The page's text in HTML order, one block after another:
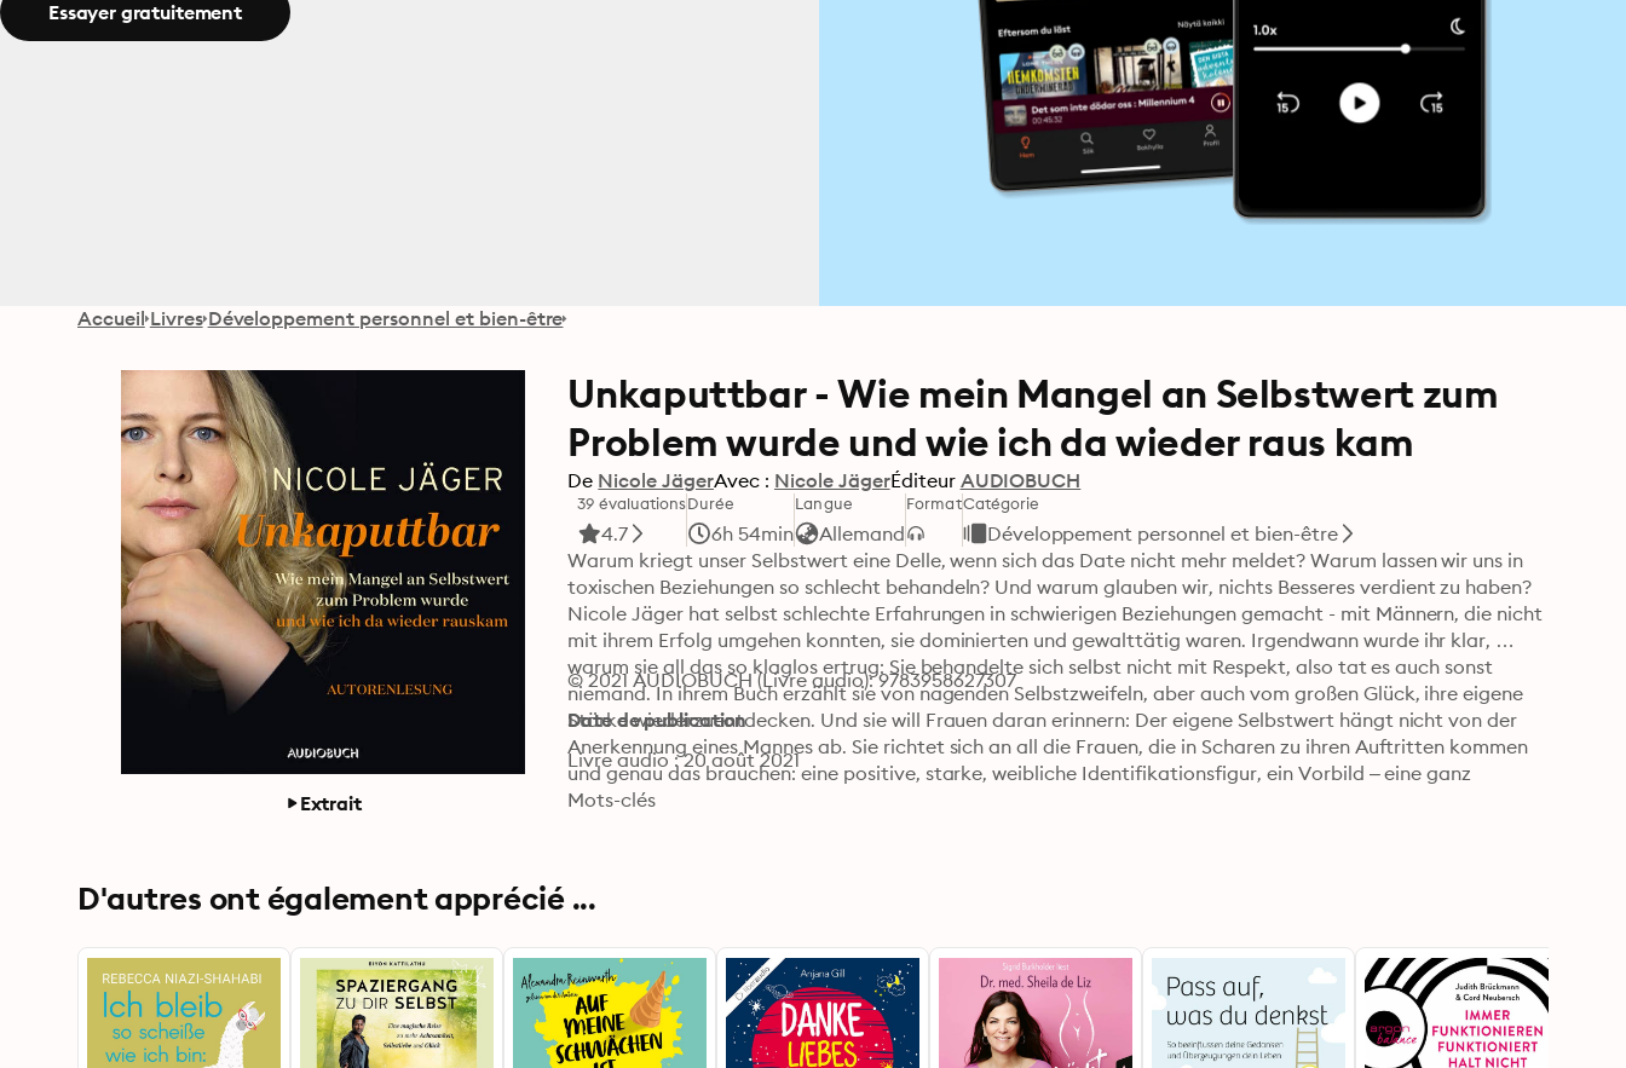
Essayer gratuitement
Accueil Livres Développement personnel et bien-être
Extrait
Unkaputtbar - Wie mein Mangel an Selbstwert zum
Problem wurde und wie ich da wieder raus kam
De Nicole JägerAvec : Nicole JägerÉditeur AUDIOBUCH
39 évaluations
4.7
Durée
6h 54min
Langue
Allemand
FormatCatégorie
Développement personnel et bien-être
Warum kriegt unser Selbstwert eine Delle, wenn sich das Date nicht mehr meldet? Warum lassen wir uns in
toxischen Beziehungen so schlecht behandeln? Und warum glauben wir, nichts Besseres verdient zu haben?
Nicole Jäger hat selbst schlechte Erfahrungen in schwierigen Beziehungen gemacht - mit Männern, die nicht
mit ihrem Erfolg umgehen konnten, sie dominierten und gewalttätig waren. Irgendwann wurde ihr klar,
warum sie all das so klaglos ertrug: Sie behandelte sich selbst nicht mit Respekt, also tat es auch sonst
niemand. In ihrem Buch erzählt sie von nagenden Selbstzweifeln, aber auch vom großen Glück, ihre eigene
Stärke wiederzuentdecken. Und sie will Frauen daran erinnern: Der eigene Selbstwert hängt nicht von der
Anerkennung eines Mannes ab. Sie richtet sich an all die Frauen, die in Scharen zu ihren Auftritten kommen
und genau das brauchen: eine positive, starke, weibliche Identifikationsfigur, ein Vorbild – eine ganz
normale Heldin.
© 2021 AUDIOBUCH (Livre audio): 9783958627307
Date de publication
Livre audio : 20 août 2021
Mots-clés
D'autres ont également apprécié ...